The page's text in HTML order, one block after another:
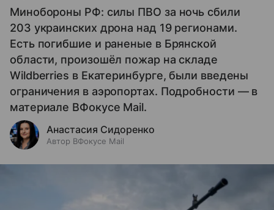
Минобороны РФ: силы ПВО за ночь сбили
203 украинских дрона над 19 регионами.
Есть погибшие и раненые в Брянской
области, произошёл пожар на складе
Wildberries в Екатеринбурге, были введены
ограничения в аэропортах. Подробности — в
материале ВФокусе Mail.
Анастасия Сидоренко
Автор ВФокусе Mail